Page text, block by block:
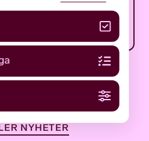
NYHETER